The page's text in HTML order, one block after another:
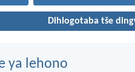
Dihlogotaba tše
ya lehono